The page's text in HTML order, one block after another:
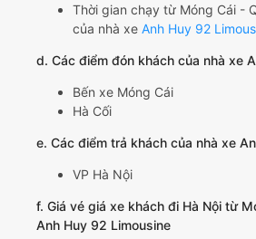
Thời gian chạy từ Móng Cái -
của nhà xe Anh Huy 92
d. Các điểm đón khách của nhà xe
Bến xe Móng Cái
Hà Cối
e. Các điểm trả khách của nhà xe
VP Hà Nội
f. Giá vé giá xe khách đi Hà Nội từ
Anh Huy 92 Limousine